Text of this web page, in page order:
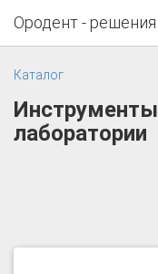
Ородент -
Каталог
Инструменты
лаборатории